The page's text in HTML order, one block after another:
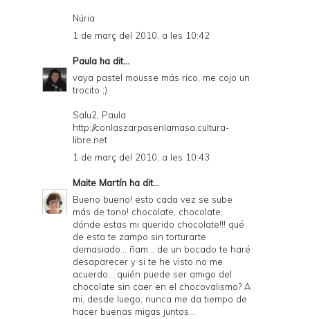
Núria
1 de març del 2010, a les 10:42
Paula ha dit...
vaya pastel mousse más rico, me cojo un
trocito ;)
Salu2, Paula
http://conlaszarpasenlamasa.cultura-
libre.net
1 de març del 2010, a les 10:43
Maite Martín ha dit...
Bueno bueno! esto cada vez se sube
más de tono! chocolate, chocolate,
dónde estas mi querido chocolate!!! qué
de esta te zampo sin torturarte
demasiado... ñam... de un bocado te haré
desaparecer y si te he visto no me
acuerdo... quién puede ser amigo del
chocolate sin caer en el chocovalismo? A
mi, desde luego, nunca me da tiempo de
hacer buenas migas juntos...